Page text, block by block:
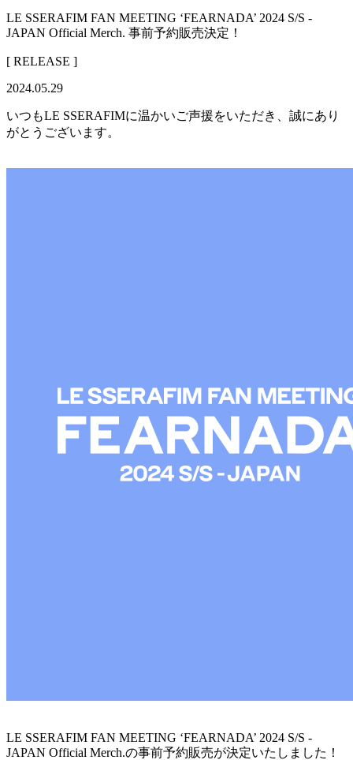
LE SSERAFIM FAN MEETING ‘FEARNADA’ 2024 S/S -
JAPAN Official Merch. 事前予約販売決定！
[ RELEASE ]
2024.05.29
いつもLE SSERAFIMに温かいご声援をいただき、誠にあり
がとうございます。
LE SSERAFIM FAN MEETING ‘FEARNADA’ 2024 S/S -
JAPAN Official Merch.の事前予約販売が決定いたしました！